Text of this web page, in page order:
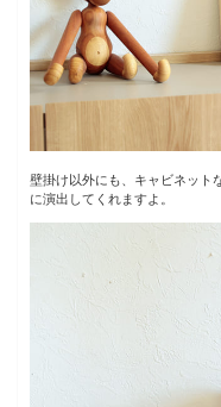
壁掛け以外にも、キャビネット
に演出してくれますよ。